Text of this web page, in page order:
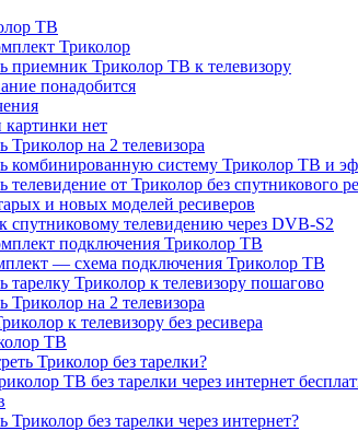
ТВ
Триколор
приемник Триколор ТВ к телевизору
понадобится
картинки нет
Триколор на 2 телевизора
комбинированную систему Триколор ТВ и
от Триколор без спутникового
и новых моделей ресиверов
спутниковому телевидению через DVB-S2
подключения Триколор ТВ
— схема подключения Триколор ТВ
тарелку Триколор к телевизору пошагово
Триколор на 2 телевизора
к телевизору без ресивера
ТВ
Триколор без тарелки?
ТВ без тарелки через интернет
без тарелки через интернет?